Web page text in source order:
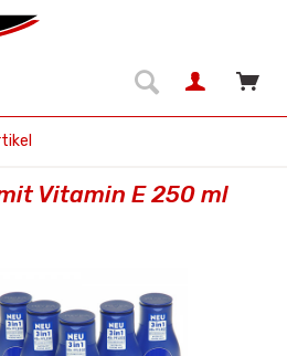
Vitamin E 250 ml